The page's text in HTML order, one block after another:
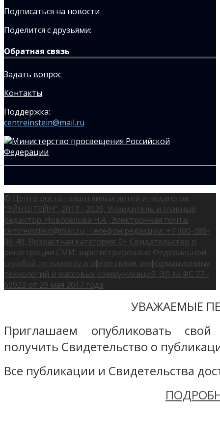
Подписаться на новости
Поделится с друзьями:
Обратная связь
Задать вопрос
Контакты
Поддержка:
centreinstein@mail.ru
© Центр роста талантливых детей и педагогов
"ЭЙНШТЕЙН", 2017 - 2026, Учредитель и главный
редактор: Новоселова Н.А., Электронная почта:
centreinstein@mail.ru, Телефон редакции: +7 900-388-
06-48, Возрастная категория: 0+ Свидетельство о
регистрации СМИ: зарегистрировано Федеральной
службой по надзору в сфере связи, информационных
технологий и массовых коммуникаций, ЭЛ № ФС 77 -
69923 от 29 мая 2017 года
УВАЖАЕМЫЕ
Приглашаем опубликовать
получить Свидетельство о
Все публикации и Свидетельства